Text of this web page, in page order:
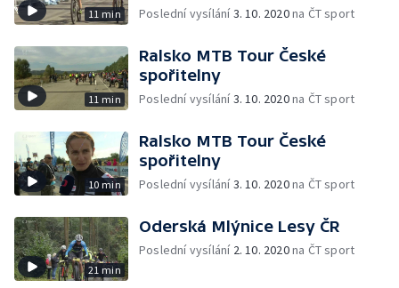
11 min Poslední vysílání3. 10. 2020na ČT sport
11 min
Ralsko MTB Tour České
spořitelny
Poslední vysílání3. 10. 2020na ČT sport
10 min
Ralsko MTB Tour České
spořitelny
Poslední vysílání3. 10. 2020na ČT sport
21 min
Oderská Mlýnice Lesy ČR
Poslední vysílání 2. 10. 2020na ČT sport